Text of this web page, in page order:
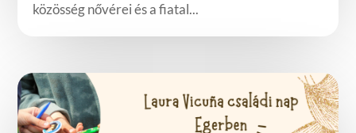
közösség nővérei és a fiatal...